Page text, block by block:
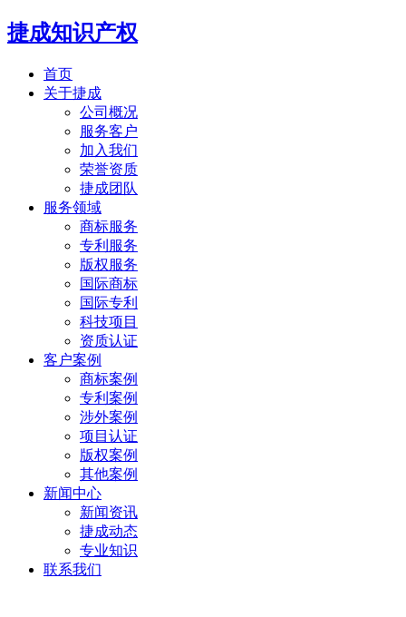
捷成知识产权
首页
关于捷成
公司概况
服务客户
加入我们
荣誉资质
捷成团队
服务领域
商标服务
专利服务
版权服务
国际商标
国际专利
科技项目
资质认证
客户案例
商标案例
专利案例
涉外案例
项目认证
版权案例
其他案例
新闻中心
新闻资讯
捷成动态
专业知识
联系我们